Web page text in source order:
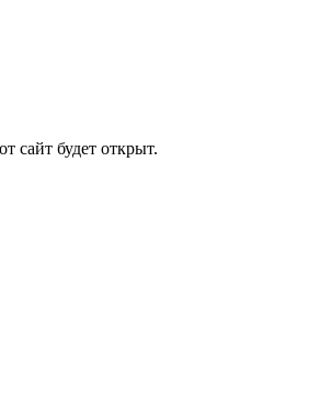
сайт будет открыт.